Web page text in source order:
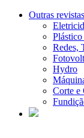
Outras revistas
Redes,
Fotovolt
Hydro
Corte e